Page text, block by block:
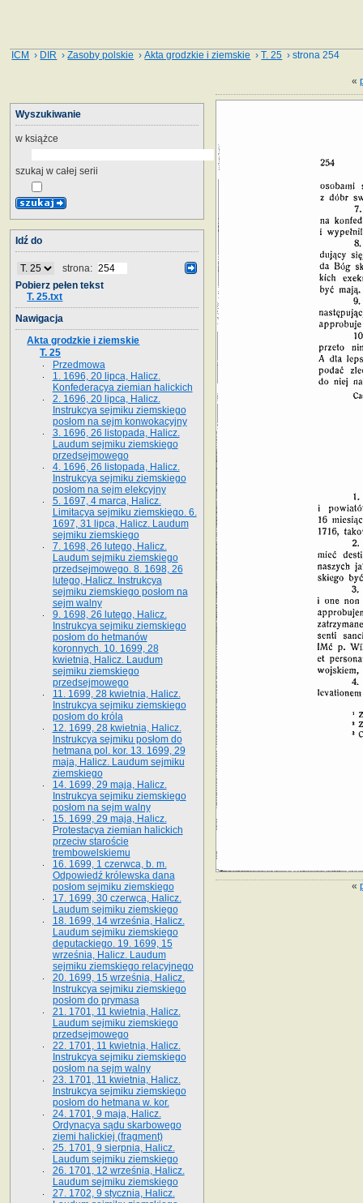
ICM › DIR ›Zasoby polskie ›Akta grodzkie i ziemskie ›T. 25 › strona 254
«
«
Wyszukiwanie
w książce
szukaj w całej serii
Idź do
strona:
Pobierz pełen tekst
T. 25.txt
Nawigacja
Akta grodzkie i ziemskie
T. 25
Przedmowa
1. 1696, 20 lipca, Halicz.
Konfederacya ziemian halickich
2. 1696, 20 lipca, Halicz.
Instrukcya sejmiku ziemskiego
posłom na sejm konwokacyjny
3. 1696, 26 listopada, Halicz.
Laudum sejmiku ziemskiego
przedsejmowego
4. 1696, 26 listopada, Halicz.
Instrukcya sejmiku ziemskiego
posłom na sejm elekcyjny
5. 1697, 4 marca, Halicz.
Limitacya sejmiku ziemskiego. 6.
1697, 31 lipca, Halicz. Laudum
sejmiku ziemskiego
7. 1698, 26 lutego, Halicz.
Laudum sejmiku ziemskiego
przedsejmowego. 8. 1698, 26
lutego, Halicz. Instrukcya
sejmiku ziemskiego posłom na
sejm walny
9. 1698, 26 lutego, Halicz.
Instrukcya sejmiku ziemskiego
posłom do hetmanów
koronnych. 10. 1699, 28
kwietnia, Halicz. Laudum
sejmiku ziemskiego
przedsejmowego
11. 1699, 28 kwietnia, Halicz.
Instrukcya sejmiku ziemskiego
posłom do króla
12. 1699, 28 kwietnia, Halicz.
Instrukcya sejmiku posłom do
hetmana pol. kor. 13. 1699, 29
maja, Halicz. Laudum sejmiku
ziemskiego
14. 1699, 29 maja, Halicz.
Instrukcya sejmiku ziemskiego
posłom na sejm walny
15. 1699, 29 maja, Halicz.
Protestacya ziemian halickich
przeciw staroście
trembowelskiemu
16. 1699, 1 czerwca, b. m.
Odpowiedź królewska dana
posłom sejmiku ziemskiego
17. 1699, 30 czerwca, Halicz.
Laudum sejmiku ziemskiego
18. 1699, 14 września, Halicz.
Laudum sejmiku ziemskiego
deputackiego. 19. 1699, 15
września, Halicz. Laudum
sejmiku ziemskiego relacyjnego
20. 1699, 15 września, Halicz.
Instrukcya sejmiku ziemskiego
posłom do prymasa
21. 1701, 11 kwietnia, Halicz.
Laudum sejmiku ziemskiego
przedsejmowego
22. 1701, 11 kwietnia, Halicz.
Instrukcya sejmiku ziemskiego
posłom na sejm walny
23. 1701, 11 kwietnia, Halicz.
Instrukcya sejmiku ziemskiego
posłom do hetmana w. kor.
24. 1701, 9 maja, Halicz.
Ordynacya sądu skarbowego
ziemi halickiej (fragment)
25. 1701, 9 sierpnia, Halicz.
Laudum sejmiku ziemskiego
26. 1701, 12 września, Halicz.
Laudum sejmiku ziemskiego
27. 1702, 9 stycznia, Halicz.